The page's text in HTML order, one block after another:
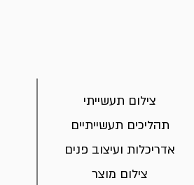
צילום תעשייתי
תהליכים תעשייתיים
אדריכלות ועיצוב פנים
צילום מוצר